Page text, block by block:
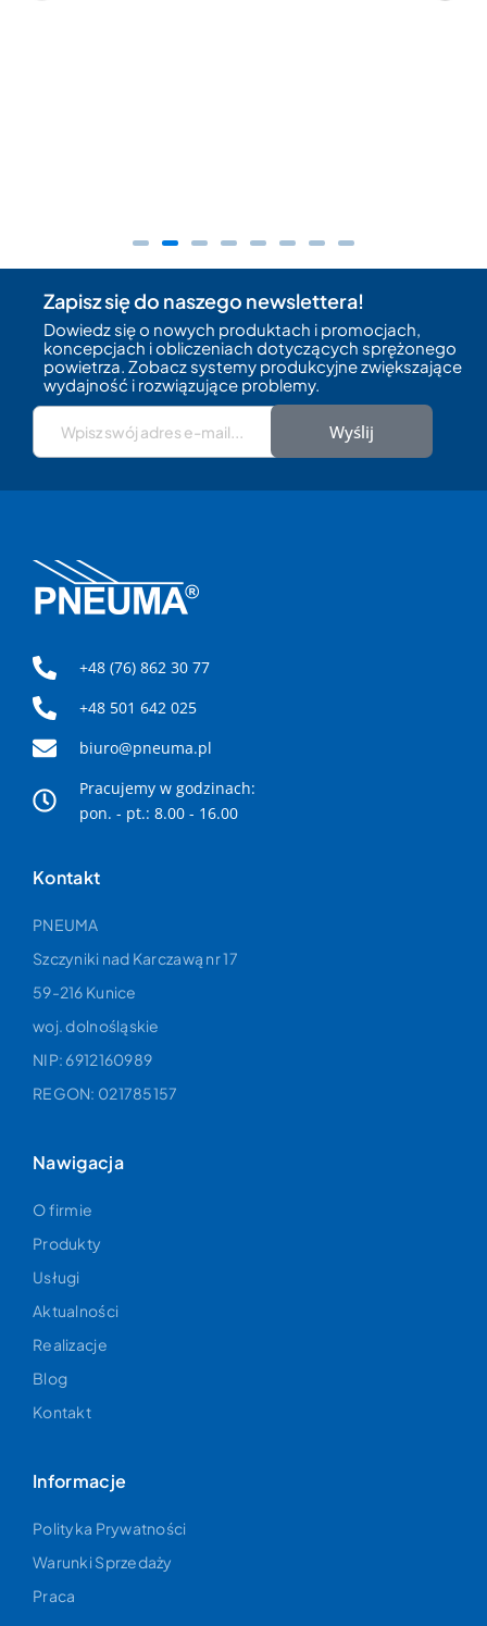
HERTZ KOMPRESSOREN
Reprezentujemy w Polsce producenta
skromnym warsztacie o powierzchni 25 m², dziś
to jeden z największych producentów w branży.
Dzięki poczynionym inwestycjom firma jest
obecnie właścicielem największej fabryki w
jednym dachem z zamkniętą powierzchnią
Zapisz się do naszego newslettera!
Dowiedz się o nowych produktach i promocjach,
koncepcjach i obliczeniach dotyczących sprężonego
powietrza. Zobacz systemy produkcyjne zwiększające
wydajność i rozwiązujące problemy.
Wyślij
+48 (76) 862 30 77
+48 501 642 025
biuro@pneuma.pl
Pracujemy w godzinach:
pon. - pt.: 8.00 - 16.00
Kontakt
PNEUMA
Szczyniki nad Karczawą nr 17
59-216 Kunice
woj. dolnośląskie
NIP: 6912160989
REGON: 021785157
Nawigacja
O firmie
Produkty
Usługi
Aktualności
Realizacje
Blog
Kontakt
Informacje
Polityka Prywatności
Warunki Sprzedaży
Praca